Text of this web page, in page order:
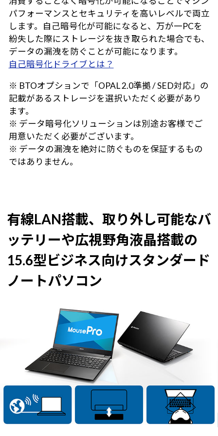
パフォーマンスとセキュリティを高いレベルで両立
します。自己暗号化が可能になると、万が一PCを
紛失した際にストレージを抜き取られた場合でも、
データの漏洩を防ぐことが可能になります。
自己暗号化ドライブとは？
※ BTOオプションで「OPAL 2.0準拠 / SED対応」の
記載があるストレージを選択いただく必要があり
ます。
※ データ暗号化ソリューションは別途お客様でご
用意いただく必要がございます。
※ データの漏洩を絶対に防ぐものを保証するもの
ではありません。
有線LAN搭載、取り外し可能なバ
ッテリーや広視野角液晶搭載の
15.6型ビジネス向けスタンダード
ノートパソコン